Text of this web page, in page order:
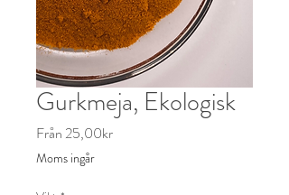
Gurkmeja, Ekologisk
Från 25,00krReapris
Moms ingår